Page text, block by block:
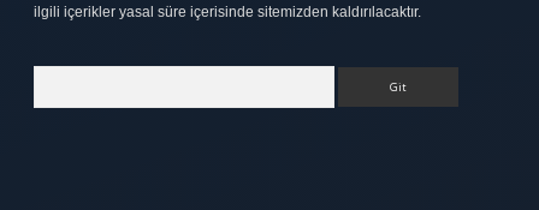
ilgili içerikler yasal süre içerisinde sitemizden kaldırılacaktır.